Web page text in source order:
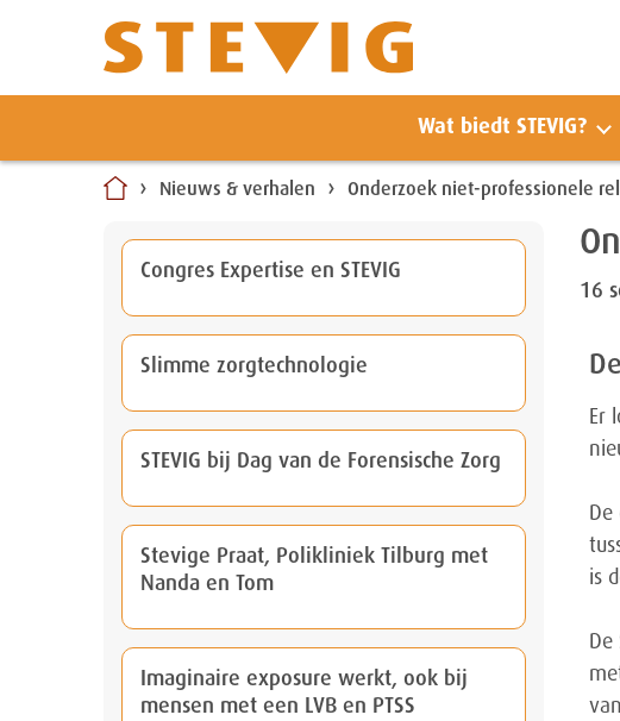
Wat biedt STEVIG?
Nieuws & verhalen Onderzoek niet-professionele
Congres Expertise en STEVIG
Slimme zorgtechnologie
STEVIG bij Dag van de Forensische Zorg
Stevige Praat, Polikliniek Tilburg met
Nanda en Tom
Imaginaire exposure werkt, ook bij
mensen met een LVB en PTSS
16
Er
De
is
De